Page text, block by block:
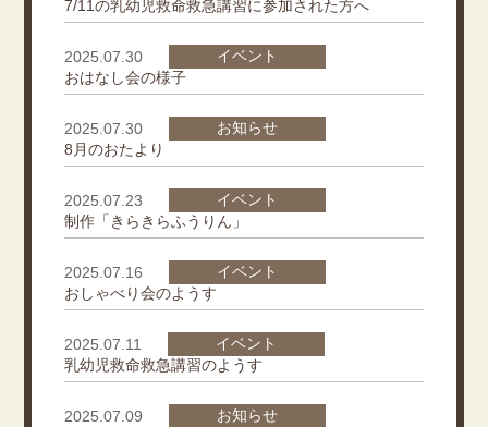
7/11の乳幼児救命救急講習に参加された方へ
2025.07.30
イベント
おはなし会の様子
2025.07.30
お知らせ
8月のおたより
2025.07.23
イベント
制作「きらきらふうりん」
2025.07.16
イベント
おしゃべり会のようす
2025.07.11
イベント
乳幼児救命救急講習のようす
2025.07.09
お知らせ